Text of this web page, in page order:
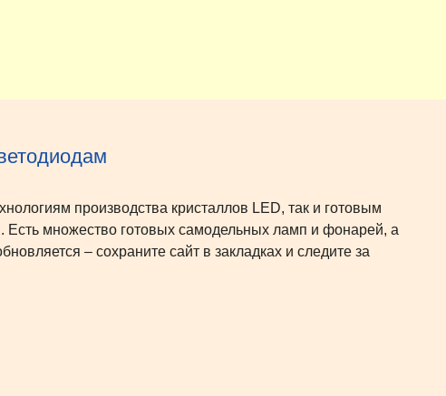
производства кристаллов LED, так и готовым
Есть множество готовых самодельных ламп и фонарей, а
– сохраните сайт в закладках и следите за